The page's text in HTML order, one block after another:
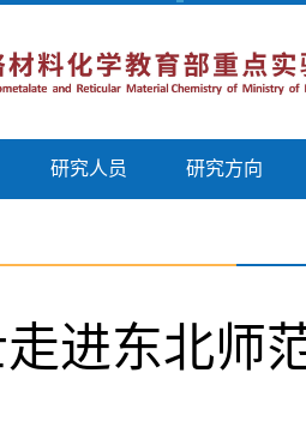
研究人员 研究方向
进东北师